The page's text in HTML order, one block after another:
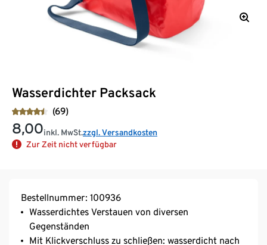
Wasserdichter Packsack
(69)
8,00inkl. MwSt.zzgl. Versandkosten
Zur Zeit nicht verfügbar
Bestellnummer: 100936
Wasserdichtes Verstauen von diversen
Gegenständen
Mit Klickverschluss zu schließen: wasserdicht nach